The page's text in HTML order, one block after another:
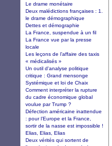
Le drame monétaire
Deux malédictions françaises : 1.
le drame démographique
Dettes et démographie
La France, suspendue à un fil
La France vue par la presse
locale
Les leçons de l’affaire des taxis
« médicalisés »
Un outil d'analyse politique
critique : Grand mensonge
Systémique et loi de Chaix
Comment interpréter la rupture
du cadre économique global
voulue par Trump ?
Défection américaine inattendue
: pour l’Europe et la France,
sortir de la nasse est impossible !
Elias, Elias, Elias
Deux vérités qui sortent de